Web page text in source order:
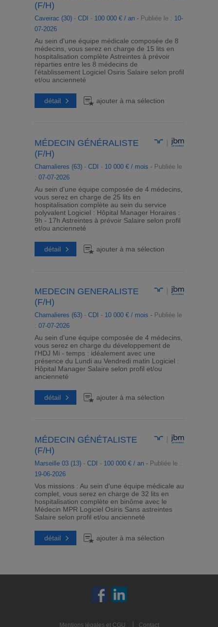
(F/H)
Caveirac (30)- CDI - 100 000 € / an - Publiée le : 10-
07-2026
Au sein d'une équipe médicale composée de 8
médecins, vous serez en charge de 15 lits en
hospitalisation complète Astreintes à prévoir
réparties entre les 8 médecins de
l'établissement Logiciel Osiris Salaire selon profil
et/ou ancienneté
détail ajouter à ma sélection
MÉDECIN GÉNÉRALISTE
(F/H)
Chamalieres (63)- CDI - 10 000 € / mois - Publiée le
: 07-07-2026
Au sein d'une équipe composée de 4 médecins,
vous serez en charge de 25 lits en
hospitalisation complète au sein du service
polyvalent Logiciel : Hôpital Manager Horaires :
9h - 17h Astreintes à prévoir Salaire selon profil
et/ou ancienneté
détail ajouter à ma sélection
MEDECIN GENERALISTE
(F/H)
Chamalieres (63)- CDI - 10 000 € / mois - Publiée le
: 07-07-2026
Au sein d'une équipe composée de 4 médecins,
vous serez en charge du développement de
l'HDJ Mi - temps : idéalement avec une
présence du Lundi au Vendredi matin Logiciel :
Hôpital Manager Salaire selon profil et/ou
ancienneté
détail ajouter à ma sélection
MÉDECIN GÉNÉTALISTE
(F/H)
Marseille 03 (13)- CDI - 100 000 € / an - Publiée le :
19-06-2026
Vos missions : Au sein d'une équipe médicale au
complet, vous serez en charge de 32 lits en
hospitalisation complète en binôme avec le
Médecin MPR Logiciel Osiris Sans astreintes
Salaire selon profil et/ou ancienneté
détail ajouter à ma sélection
Mentions légales et CGU Contact